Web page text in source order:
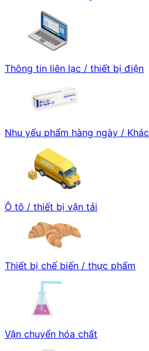
Thông tin liên lạc / thiết bị điện
Nhu yếu phẩm hàng ngày / Khác
Ô tô / thiết bị vận tải
Thiết bị chế biến / thực phẩm
Vận chuyển hóa chất